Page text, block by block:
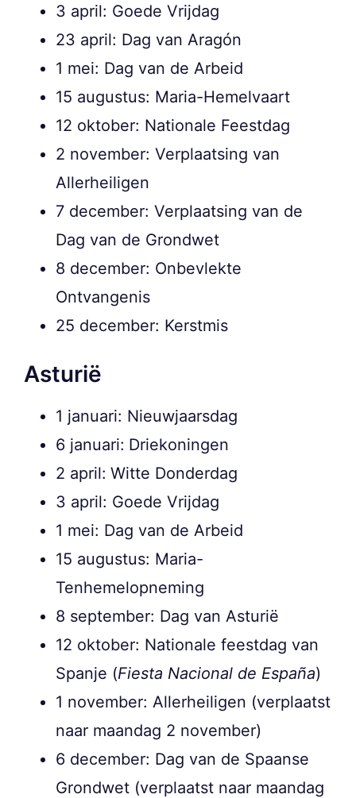
3 april: Goede Vrijdag
23 april: Dag van Aragón
1 mei: Dag van de Arbeid
15 augustus: Maria-Hemelvaart
12 oktober: Nationale Feestdag
2 november: Verplaatsing van
Allerheiligen
7 december: Verplaatsing van de
Dag van de Grondwet
8 december: Onbevlekte
Ontvangenis
25 december: Kerstmis
Asturië
1 januari: Nieuwjaarsdag
6 januari: Driekoningen
2 april: Witte Donderdag
3 april: Goede Vrijdag
1 mei: Dag van de Arbeid
15 augustus: Maria-
Tenhemelopneming
8 september: Dag van Asturië
12 oktober: Nationale feestdag van
Spanje (Fiesta Nacional de España)
1 november: Allerheiligen (verplaatst
naar maandag 2 november)
6 december: Dag van de Spaanse
Grondwet (verplaatst naar maandag